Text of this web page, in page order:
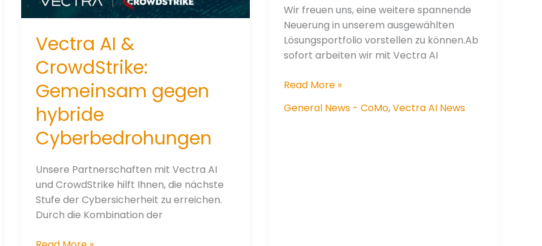
Vectra AI &
CrowdStrike:
Gemeinsam gegen
hybride
Cyberbedrohungen
Unsere Partnerschaften mit Vectra AI
und CrowdStrike hilft Ihnen, die nächste
Stufe der Cybersicherheit zu erreichen.
Durch die Kombination der
Wir freuen uns, eine weitere spannende
Neuerung in unserem ausgewählten
Lösungsportfolio vorstellen zu können.Ab
sofort arbeiten wir mit Vectra AI
Neue
der
Read More »
General News - CoMo,Vectra AI News